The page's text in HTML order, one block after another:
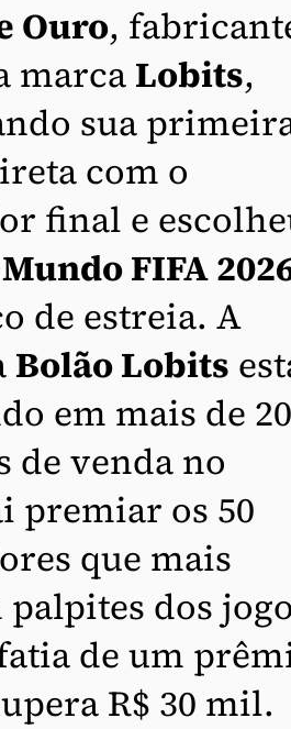
Ouro,
marca Lobits,
sua
com o
final e
FIFA
de estreia. A
Bolão Lobits
em mais de 20
de venda no
premiar os 50
que mais
dos
de um
R$ 30 mil.